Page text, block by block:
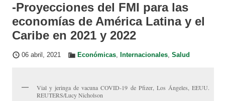
-Proyecciones del FMI para las
economías de América Latina y el
Caribe en 2021 y 2022
06 abril, 2021 Económicas, Internacionales, Salud
Vial y jeringa de vacuna COVID-19 de Pfizer, Los Ángeles, EEUU.
REUTERS/Lucy Nicholson